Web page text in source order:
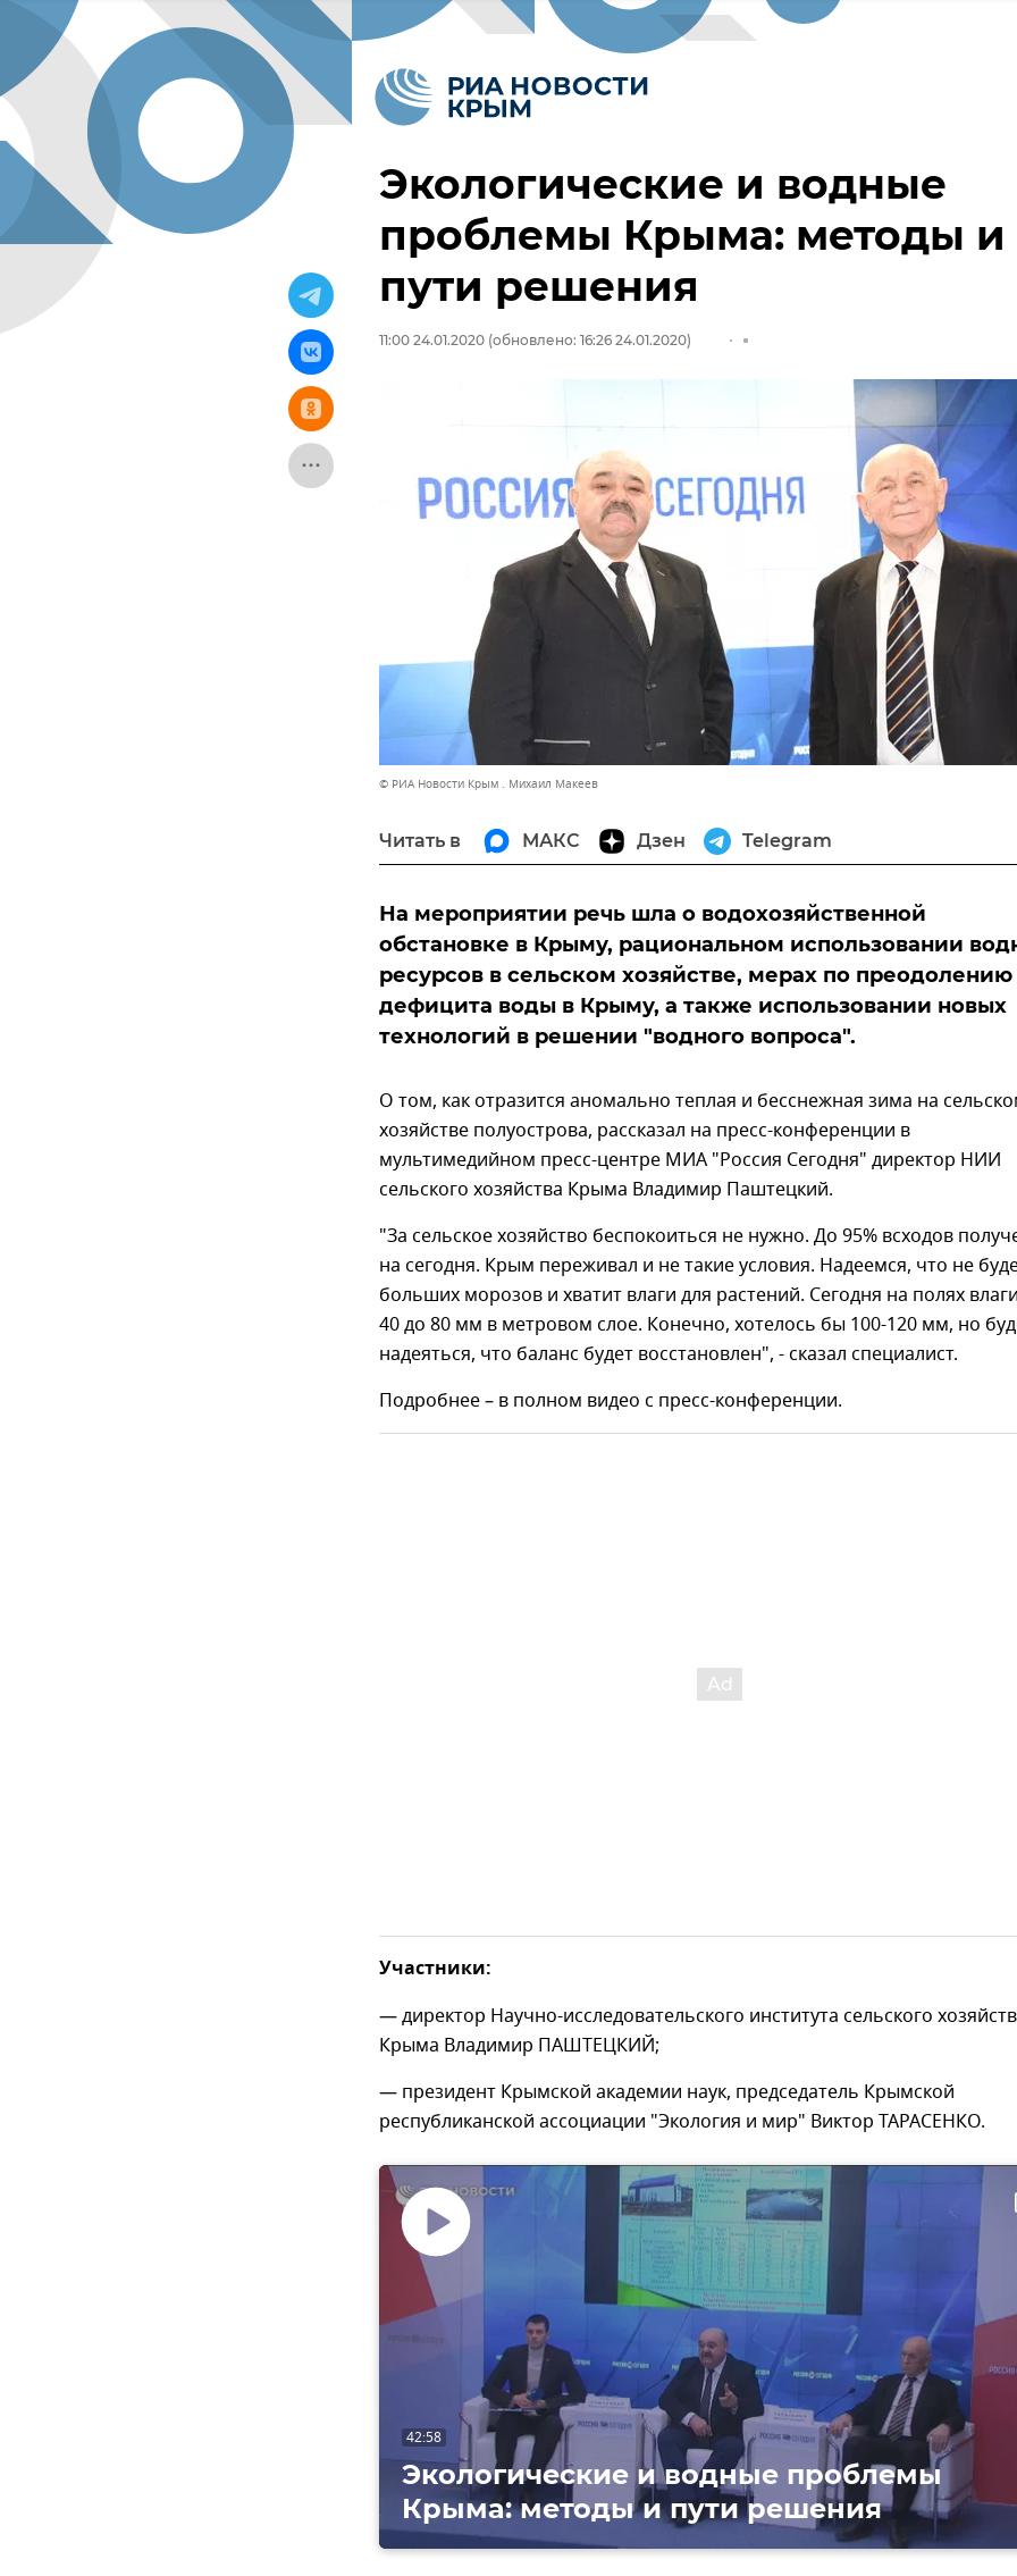
Экологические и водные
проблемы Крыма: методы и
пути решения
11:00 24.01.2020 (обновлено: 16:26 24.01.2020)
© РИА Новости Крым . Михаил Макеев
Читать в МАКС Дзен Telegram
На мероприятии речь шла о водохозяйственной
обстановке в Крыму, рациональном использовании
ресурсов в сельском хозяйстве, мерах по преодолению
дефицита воды в Крыму, а также использовании новых
технологий в решении "водного вопроса".
О том, как отразится аномально теплая и бесснежная зима на
хозяйстве полуострова, рассказал на пресс-конференции в
мультимедийном пресс-центре МИА "Россия Сегодня" директор НИИ
сельского хозяйства Крыма Владимир Паштецкий.
"За сельское хозяйство беспокоиться не нужно. До 95% всходов
на сегодня. Крым переживал и не такие условия. Надеемся, что не
больших морозов и хватит влаги для растений. Сегодня на полях
40 до 80 мм в метровом слое. Конечно, хотелось бы 100-120 мм, но
надеяться, что баланс будет восстановлен", - сказал специалист.
Подробнее – в полном видео с пресс-конференции.
Участники:
— директор Научно-исследовательского института сельского
Крыма Владимир ПАШТЕЦКИЙ;
— президент Крымской академии наук, председатель Крымской
республиканской ассоциации "Экология и мир" Виктор ТАРАСЕНКО.
Экологические и водные проблемы
Крыма: методы и пути решения
42:58